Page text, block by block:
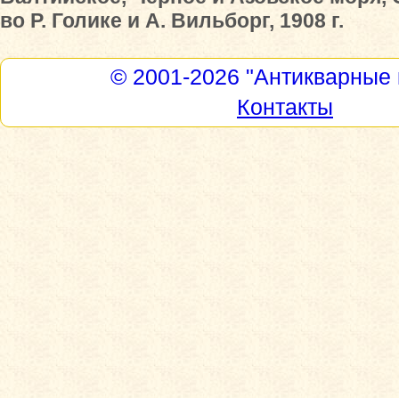
во Р. Голике и А. Вильборг, 1908 г.
© 2001-2026 "Антикварные
Контакты